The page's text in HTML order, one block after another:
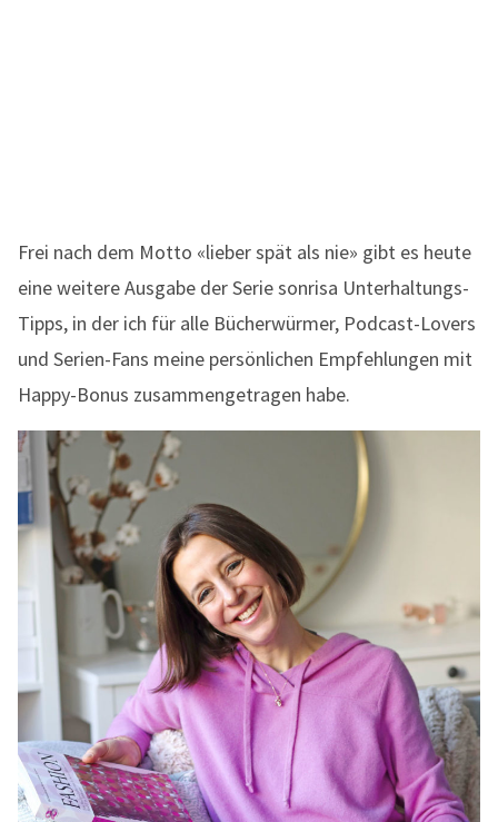
Frei nach dem Motto «lieber spät als nie» gibt es heute
eine weitere Ausgabe der Serie sonrisa Unterhaltungs-
Tipps, in der ich für alle Bücherwürmer, Podcast-Lovers
und Serien-Fans meine persönlichen Empfehlungen mit
Happy-Bonus zusammengetragen habe.